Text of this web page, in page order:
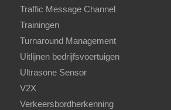
Traffic Message Channel
Trainingen
Turnaround Management
Uitlijnen bedrijfsvoertuigen
Ultrasone Sensor
V2X
Verkeersbordherkenning